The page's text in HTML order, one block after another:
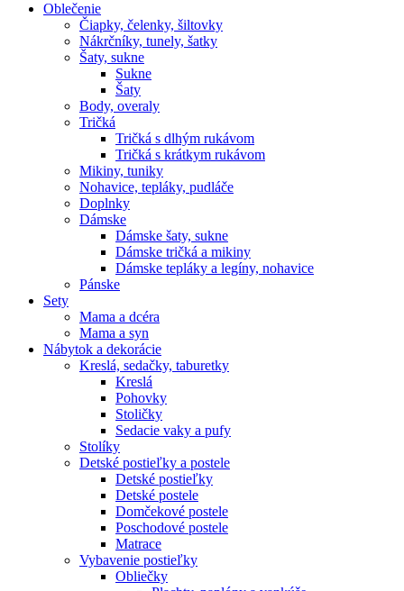
Oblečenie
Čiapky, čelenky, šiltovky
Nákrčníky, tunely, šatky
Šaty, sukne
Sukne
Šaty
Body, overaly
Tričká
Tričká s dlhým rukávom
Tričká s krátkym rukávom
Mikiny, tuniky
Nohavice, tepláky, pudláče
Doplnky
Dámske
Dámske šaty, sukne
Dámske tričká a mikiny
Dámske tepláky a legíny, nohavice
Pánske
Sety
Mama a dcéra
Mama a syn
Nábytok a dekorácie
Kreslá, sedačky, taburetky
Kreslá
Pohovky
Stoličky
Sedacie vaky a pufy
Stolíky
Detské postieľky a postele
Detské postieľky
Detské postele
Domčekové postele
Poschodové postele
Matrace
Vybavenie postieľky
Obliečky